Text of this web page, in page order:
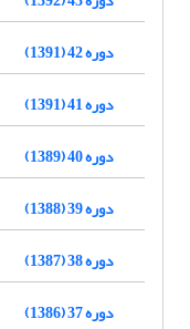
دوره 42 (1391)
دوره 41 (1391)
دوره 40 (1389)
دوره 39 (1388)
دوره 38 (1387)
دوره 37 (1386)